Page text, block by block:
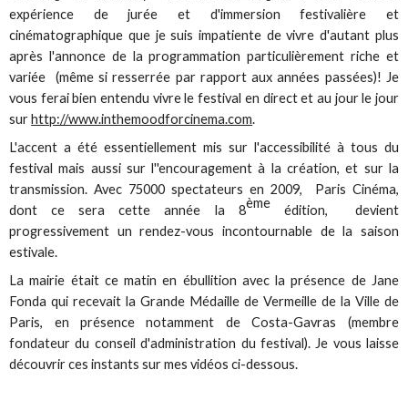
expérience de jurée et d'immersion festivalière et
cinématographique que je suis impatiente de vivre d'autant plus
après l'annonce de la programmation particulièrement riche et
variée (même si resserrée par rapport aux années passées)! Je
vous ferai bien entendu vivre le festival en direct et au jour le jour
surhttp://www.inthemoodforcinema.com.
L'accent a été essentiellement mis sur l'accessibilité à tous du
festival mais aussi sur l''encouragement à la création, et sur la
transmission. Avec 75000 spectateurs en 2009, Paris Cinéma,
dont ce sera cette année la 8ème édition, devient
progressivement un rendez-vous incontournable de la saison
estivale.
La mairie était ce matin en ébullition avec la présence de Jane
Fonda qui recevait la Grande Médaille de Vermeille de la Ville de
Paris, en présence notamment de Costa-Gavras (membre
fondateur du conseil d'administration du festival). Je vous laisse
découvrir ces instants sur mes vidéos ci-dessous.